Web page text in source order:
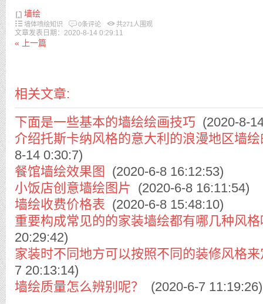
墙绘
墙体喷绘知识 0条评论 共271 人围观
文章发表日期：2020-8-14 0:29:11
« 上一篇
相关文章:
下面是一些基本的墙绘绘画技巧 (2020-8-
介绍托斯卡纳风格的意大利的浪漫地区墙
8-14 0:30:7)
餐馆墙绘效果图
(2020-6-8 16:12:53)
小饭店创意墙绘图片 (2020-6-8 16:11:54)
墙绘收费价格表 (2020-6-8 15:48:10)
重要构成常见的的家装墙绘都有哪几种风
20:29:42)
家装时不同地方可以按照不同的装修风格
7 20:13:14)
墙绘质量怎么辨别呢？
(2020-6-7 11:19:26)